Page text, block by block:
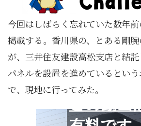
今回はしばらく忘れていた数年
掲載する。香川県の、とある剛
が、三井住友建設高松支店と結
パネルを設置を進めているとい
で、現地に行ってみた。